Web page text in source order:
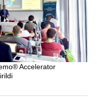
Accelerator